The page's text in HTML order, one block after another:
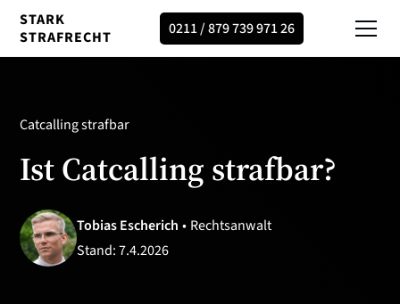
STARK
STRAFRECHT
0211 / 879 739 971 26
Catcalling strafbar
Ist Catcalling strafbar?
Tobias Escherich • Rechtsanwalt
Stand:7.4.2026